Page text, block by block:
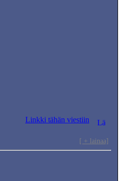
Linkki tähän viestiin
[ + lainaa]